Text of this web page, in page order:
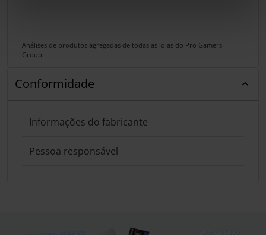
Análises de produtos agregadas de todas as lojas do Pro Gamers
Group.
Conformidade
Informações do fabricante
Pessoa responsável